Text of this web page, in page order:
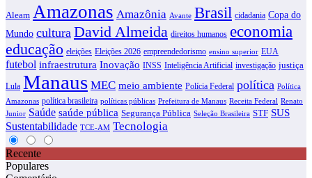
Aleam Amazonas Amazônia Avante Brasil cidadania Copa do
Mundo cultura David Almeida direitos humanos economia
educação eleições Eleições 2026 empreendedorismo ensino superior EUA
futebol infraestrutura Inovação INSS Inteligência Artificial investigação justiça
Lula Manaus MEC meio ambiente Polícia Federal política Política
Amazonas política brasileira políticas públicas Prefeitura de Manaus Receita Federal Renato
Junior Saúde saúde pública Segurança Pública Seleção Brasileira STF SUS
Sustentabilidade TCE-AM Tecnologia
Recente
Populares